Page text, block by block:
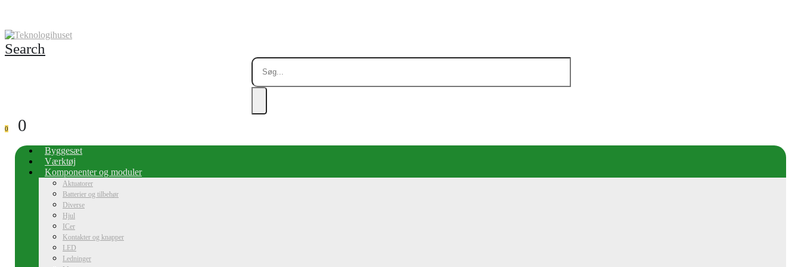
Search
0 0
Byggesæt
Værktøj
Komponenter og moduler
Aktuatorer
Batterier og tilbehør
Diverse
Hjul
ICer
Kontakter og knapper
LED
Ledninger